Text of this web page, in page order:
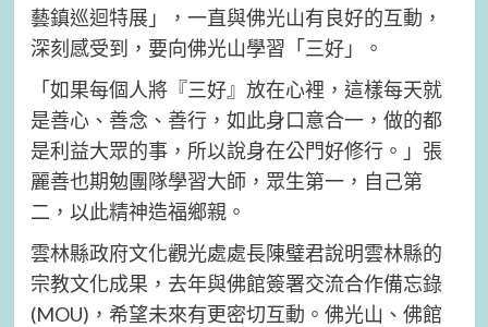
藝鎮巡迴特展」，一直與佛光山有良好的互動，
深刻感受到，要向佛光山學習「三好」。
「如果每個人將『三好』放在心裡，這樣每天就
是善心、善念、善行，如此身口意合一，做的都
是利益大眾的事，所以說身在公門好修行。」張
麗善也期勉團隊學習大師，眾生第一，自己第
二，以此精神造福鄉親。
雲林縣政府文化觀光處處長陳璧君說明雲林縣的
宗教文化成果，去年與佛館簽署交流合作備忘錄
(MOU)，希望未來有更密切互動。佛光山、佛館